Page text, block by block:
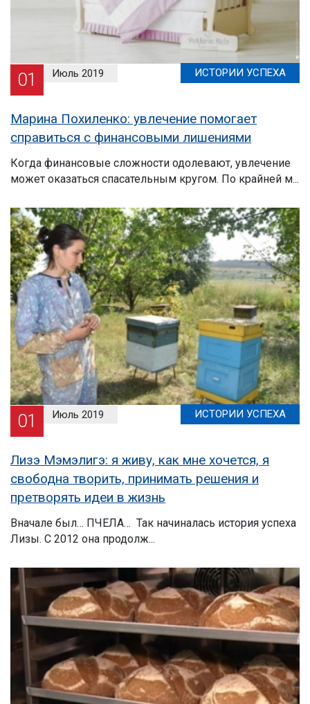
01 Июль 2019 ИСТОРИИ УСПЕХА
Марина Похиленко: увлечение помогает
справиться с финансовыми лишениями
Когда финансовые сложности одолевают, увлечение
может оказаться спасательным кругом. По крайней м...
01 Июль 2019 ИСТОРИИ УСПЕХА
Лизэ Мэмэлигэ: я живу, как мне хочется, я
свободна творить, принимать решения и
претворять идеи в жизнь
Вначале был… ПЧЕЛА… Так начиналась история успеха
Лизы. С 2012 она продолж...